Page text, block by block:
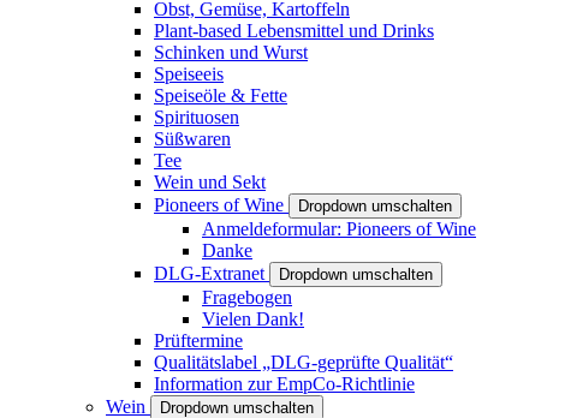
Obst, Gemüse, Kartoffeln
Plant-based Lebensmittel und Drinks
Schinken und Wurst
Speiseeis
Speiseöle & Fette
Spirituosen
Süßwaren
Tee
Wein und Sekt
Pioneers of Wine
Dropdown umschalten
Anmeldeformular: Pioneers of Wine
Danke
DLG-Extranet
Dropdown umschalten
Fragebogen
Vielen Dank!
Prüftermine
Qualitätslabel „DLG-geprüfte Qualität“
Information zur EmpCo-Richtlinie
Wein
Dropdown umschalten